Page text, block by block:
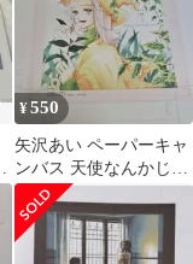
¥550
矢沢あい ペーパーキャ
ンバス 天使なんかじゃ
ない B